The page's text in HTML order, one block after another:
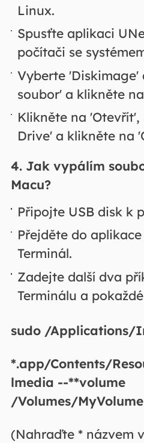
Linux.
Spusťte aplikaci
počítači se
Vyberte 'Diskimage'
soubor' a klikněte
Klikněte na
Drive' a klikněte na
4. Jak vypálím
Macu?
Připojte USB disk k
Přejděte do
Terminál.
Zadejte další dva
Terminálu a
sudo /Applications/
*.app/Contents/
lmedia --**volume
/Volumes/MyVolume
(Nahraďte * názvem